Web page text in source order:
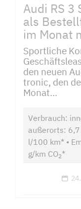
Audi RS 3
als
im Monat
Sportliche
den neuen
tronic, den
Monat...
Verbrauch:
außerorts:
l/100 km* •
g/km CO2*